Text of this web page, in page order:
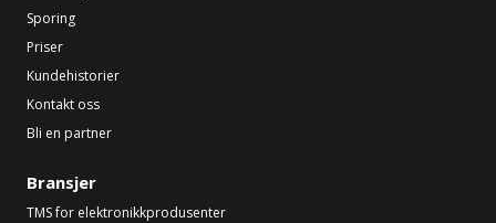
Sporing
Priser
Kundehistorier
Kontakt oss
Bli en partner
Bransjer
TMS for elektronikkprodusenter